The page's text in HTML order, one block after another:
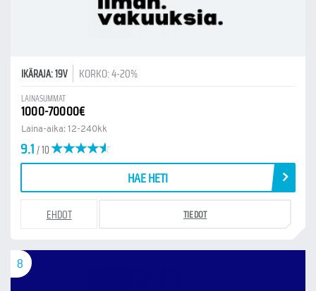
IKÄRAJA: 19V KORKO: 4-20%
LAINASUMMAT
1000-70000€
Laina-aika: 12-240kk
9.1/ 10
HAE HETI
EHDOT TIEDOT
8